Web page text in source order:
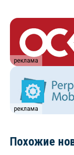
реклама
реклама
Похожие